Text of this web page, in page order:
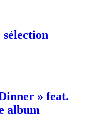
» feat.
album